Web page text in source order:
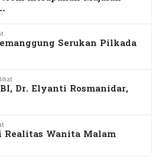
Serukan Pilkada
Dr. Elyanti Rosmanidar,
Realitas Wanita Malam